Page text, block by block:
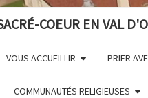
COEUR EN VAL
VOUS ACCUEILLIR PRIER
COMMUNAUTÉS RELIGIEUSES